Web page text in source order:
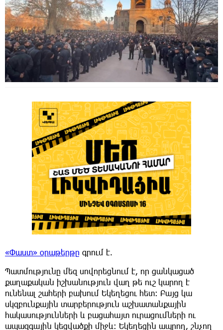
«Փաստ» օրաթերթը գրում է.
Պատմությունը մեզ սովորեցնում է, որ ցանկացած
քաղաքական իշխանություն վաղ թե ուշ կարող է
ունենալ շահերի բախում Եկեղեցու հետ։ Բայց կա
սկզբունքային տարբերություն աշխատանքային
հակասությունների և բացահայտ ուրացումների ու
ապազգային կեցվածքի միջև։ Եկեղեցին ապրող, շնչող